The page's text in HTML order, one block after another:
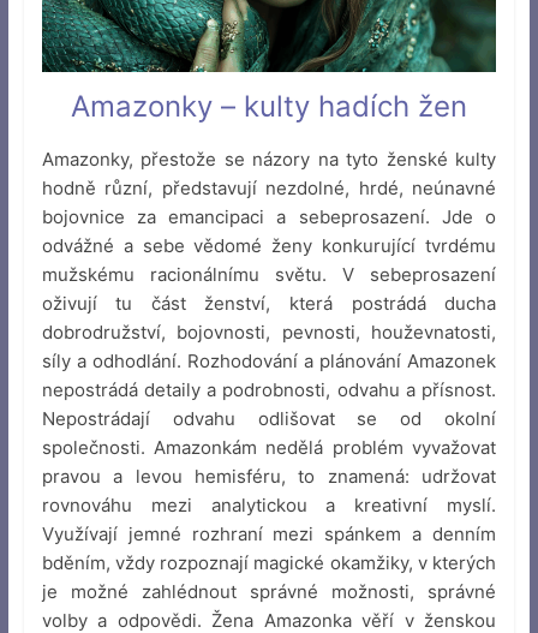
Amazonky – kulty hadích žen
Amazonky, přestože se názory na tyto ženské kulty
hodně různí, představují nezdolné, hrdé, neúnavné
bojovnice za emancipaci a sebeprosazení. Jde o
odvážné a sebe vědomé ženy konkurující tvrdému
mužskému racionálnímu světu. V sebeprosazení
oživují tu část ženství, která postrádá ducha
dobrodružství, bojovnosti, pevnosti, houževnatosti,
síly a odhodlání. Rozhodování a plánování Amazonek
nepostrádá detaily a podrobnosti, odvahu a přísnost.
Nepostrádají odvahu odlišovat se od okolní
společnosti. Amazonkám nedělá problém vyvažovat
pravou a levou hemisféru, to znamená: udržovat
rovnováhu mezi analytickou a kreativní myslí.
Využívají jemné rozhraní mezi spánkem a denním
bděním, vždy rozpoznají magické okamžiky, v kterých
je možné zahlédnout správné možnosti, správné
volby a odpovědi. Žena Amazonka věří v ženskou